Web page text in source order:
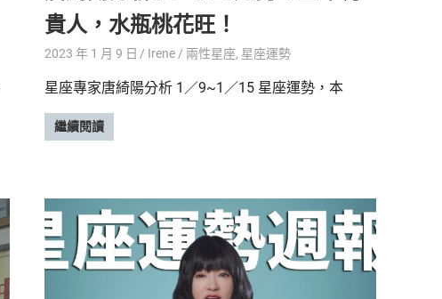
貴人，水瓶桃花旺！
2023 年 1 月 9 日 Irene 兩性星座, 星座運勢
星座專家唐綺陽分析 1／9~1／15 星座運勢，本
繼續閱讀